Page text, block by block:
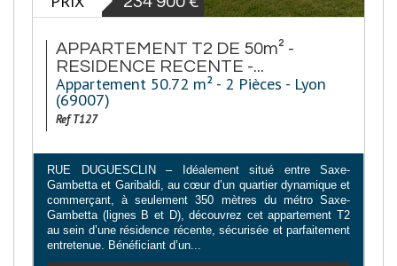
APPARTEMENT T2 DE 50m² -
RESIDENCE RECENTE -...
Appartement 50.72 m² - 2 Pièces - Lyon
(69007)
Ref T127
RUE DUGUESCLIN – Idéalement situé entre Saxe-
Gambetta et Garibaldi, au cœur d’un quartier dynamique et
commerçant, à seulement 350 mètres du métro Saxe-
Gambetta (lignes B et D), découvrez cet appartement T2
au sein d’une résidence récente, sécurisée et parfaitement
entretenue. Bénéficiant d’un...